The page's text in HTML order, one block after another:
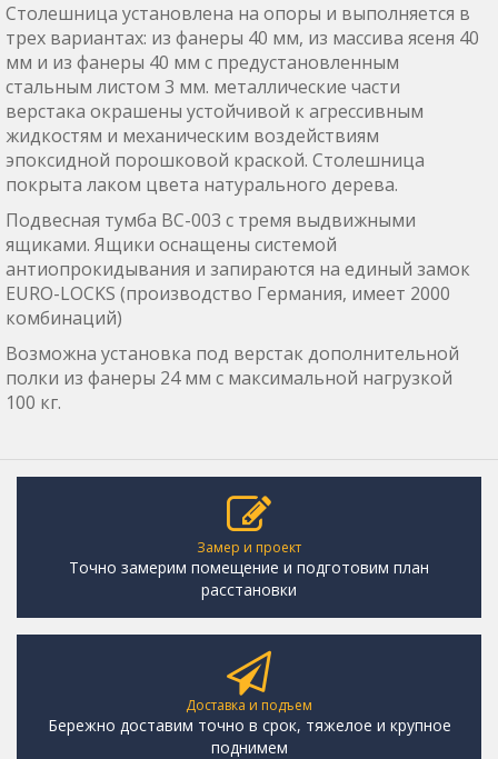
Столешница установлена на опоры и выполняется в
трех вариантах: из фанеры 40 мм, из массива ясеня 40
мм и из фанеры 40 мм с предустановленным
стальным листом 3 мм. металлические части
верстака окрашены устойчивой к агрессивным
жидкостям и механическим воздействиям
эпоксидной порошковой краской. Столешница
покрыта лаком цвета натурального дерева.
Подвесная тумба ВС-003 с тремя выдвижными
ящиками. Ящики оснащены системой
антиопрокидывания и запираются на единый замок
EURO-LOCKS (производство Германия, имеет 2000
комбинаций)
Возможна установка под верстак дополнительной
полки из фанеры 24 мм с максимальной нагрузкой
100 кг.
Замер и проект
Точно замерим помещение и подготовим план
расстановки
Доставка и подъем
Бережно доставим точно в срок, тяжелое и крупное
поднимем